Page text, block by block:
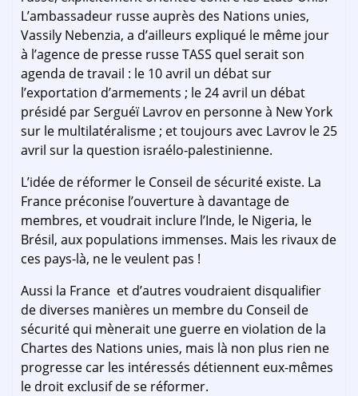
L’ambassadeur russe auprès des Nations unies,
Vassily Nebenzia, a d’ailleurs expliqué le même jour
à l’agence de presse russe TASS quel serait son
agenda de travail : le 10 avril un débat sur
l’exportation d’armements ; le 24 avril un débat
présidé par Serguéï Lavrov en personne à New York
sur le multilatéralisme ; et toujours avec Lavrov le 25
avril sur la question israélo-palestinienne.
L’idée de réformer le Conseil de sécurité existe. La
France préconise l’ouverture à davantage de
membres, et voudrait inclure l’Inde, le Nigeria, le
Brésil, aux populations immenses. Mais les rivaux de
ces pays-là, ne le veulent pas !
Aussi la France et d’autres voudraient disqualifier
de diverses manières un membre du Conseil de
sécurité qui mènerait une guerre en violation de la
Chartes des Nations unies, mais là non plus rien ne
progresse car les intéressés détiennent eux-mêmes
le droit exclusif de se réformer.